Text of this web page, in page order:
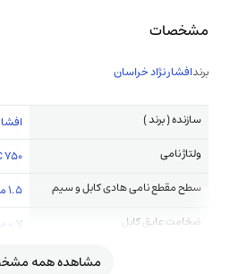
مشخصات
برندافشار نژاد خراسان
سازنده ( برند )
ولتاژ نامی
750 VAC
سطح مقطع نامی هادی کابل و سیم
1.5 میلی متر مربع
ضخامت عایق کابل
0.7 میلی متر
مشاهده همه